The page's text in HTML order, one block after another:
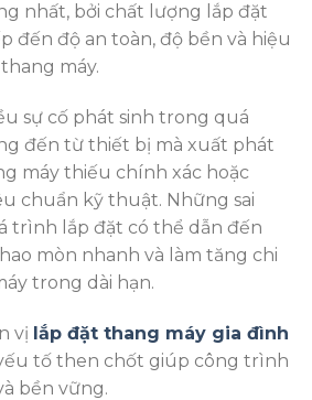
nhất, bởi chất lượng lắp đặt
đến độ an toàn, độ bền và hiệu
máy.
sự cố phát sinh trong quá
đến từ thiết bị mà xuất phát
máy thiếu chính xác hoặc
chuẩn kỹ thuật. Những sai
trình lắp đặt có thể dẫn đến
mòn nhanh và làm tăng chi
trong dài hạn.
vị lắp đặt thang máy gia đình
tố then chốt giúp công trình
bền vững.